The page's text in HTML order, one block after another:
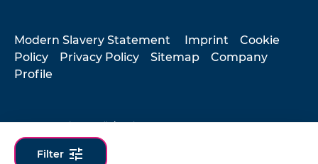
Filter tune
Modern Slavery Statement Imprint
Cookie
Policy
Privacy Policy Sitemap
Company
Profile
© 2026 Hottinger Brüel & Kjær